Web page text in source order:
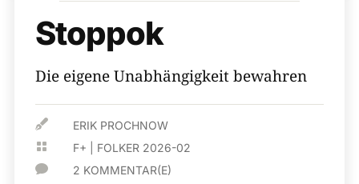
Stoppok
Die eigene Unabhängigkeit bewahren
 ERIK PROCHNOW
 F+ FOLKER 2026-02
 2 KOMMENTAR(E)